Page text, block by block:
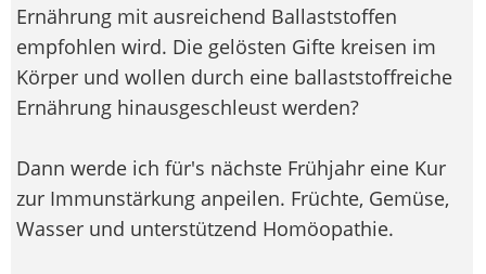
Ernährung mit ausreichend Ballaststoffen
empfohlen wird. Die gelösten Gifte kreisen im
Körper und wollen durch eine ballaststoffreiche
Ernährung hinausgeschleust werden?
Dann werde ich für's nächste Frühjahr eine Kur
zur Immunstärkung anpeilen. Früchte, Gemüse,
Wasser und unterstützend Homöopathie.